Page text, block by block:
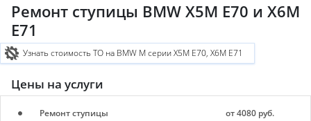
Ремонт ступицы BMW X5M E70 и X6M
E71
Узнать стоимость ТО на BMW M серии X5M E70, X6M E71
Цены на услуги
Ремонт ступицы от 4080 руб.